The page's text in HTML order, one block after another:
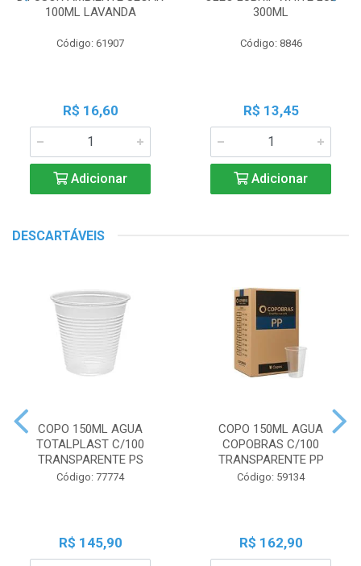
100ML LAVANDA
Código: 61907
R$ 16,60
Adicionar
300ML
Código: 8846
R$ 13,45
Adicionar
DESCARTÁVEIS
COPO 150ML AGUA
TOTALPLAST C/100
TRANSPARENTE PS
Código: 77774
R$ 145,90
COPO 150ML AGUA
COPOBRAS C/100
TRANSPARENTE PP
Código: 59134
R$ 162,90